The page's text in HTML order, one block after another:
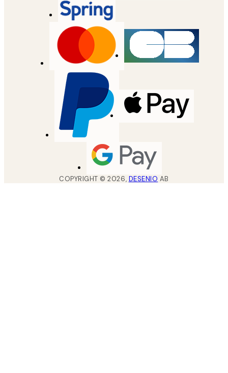
COPYRIGHT ©2026, DESENIO AB